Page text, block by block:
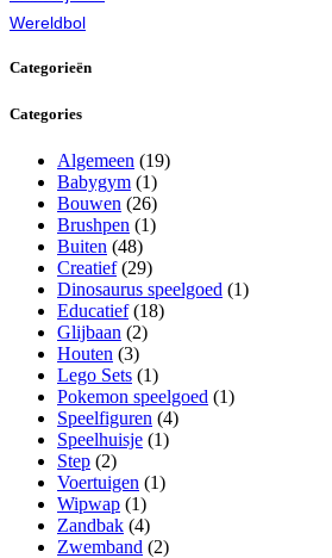
Wereldbol
Categorieën
Categories
Algemeen (19)
Babygym (1)
Bouwen (26)
Brushpen (1)
Buiten (48)
Creatief(29)
Dinosaurus speelgoed (1)
Educatief(18)
Glijbaan (2)
Houten (3)
Lego Sets (1)
Pokemon speelgoed (1)
Speelfiguren (4)
Speelhuisje (1)
Step (2)
Voertuigen (1)
Wipwap (1)
Zandbak (4)
Zwemband (2)